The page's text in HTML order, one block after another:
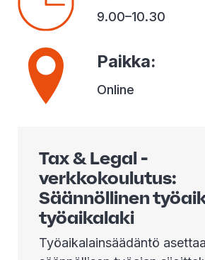
9.00–10.30
Paikka:
Online
Tax & Legal -
verkkokoulutus:
Säännöllinen
työaikalaki
Työaikalainsäädäntö